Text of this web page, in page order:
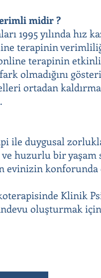
midir ?
1995 yılında hız
terapinin
terapinin
olmadığını
ortadan
ile duygusal
huzurlu bir
konforunda
Klinik
oluşturmak